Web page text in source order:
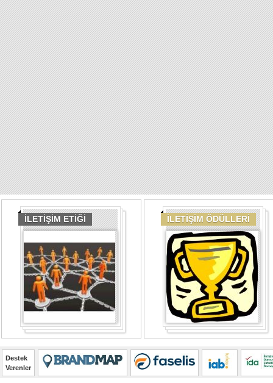
İLETİŞİM ETİĞİ İLETİŞİM ÖDÜLLERİ
Destek
Verenler